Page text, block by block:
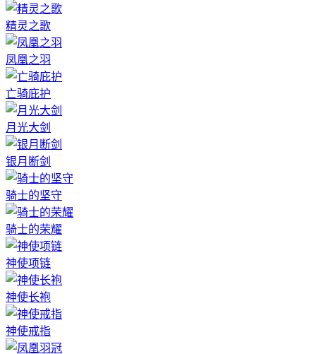
精灵之歌
凤凰之羽
亡骑庇护
月光大剑
银月断剑
骑士的坚守
骑士的荣耀
神使项链
神使长袍
神使戒指